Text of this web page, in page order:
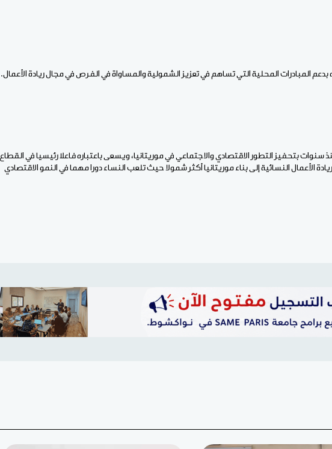
بدعم المبادرات المحلية التي تساهم في تعزيز الشمولية والمساواة في الفرص في مجال ريادة الأعمال.
سنوات بتحفيز التطور الاقتصادي والاجتماعي في موريتانيا، ويسعى باعتباره فاعلا رئيسيا في القطاع
الأعمال النسائية إلى بناء موريتانيا أكثر شمولا حيث تلعب النساء دورا مهما في النمو الاقتصادي